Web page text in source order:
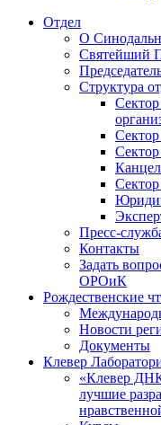
Отдел
О
Святейший
Структура
Пресс-
Контакты
Задать
ОРОиК
Рождественские
Новости
Документы
Клевер
«Клевер
лучшие